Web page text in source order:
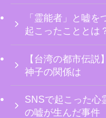
コの違いと
みた
霊能者は呪物
「霊能者」と嘘
起こったこととは
【台湾の都市伝
神子の関係は
SNSで起こった
の嘘が生んだ事件